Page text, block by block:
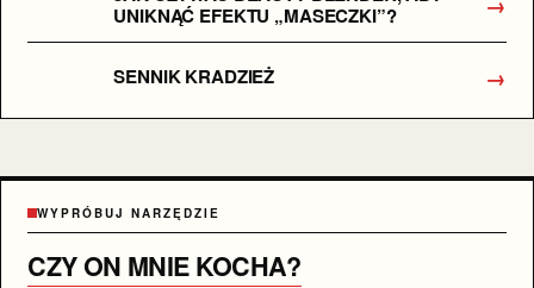
UNIKNĄĆ EFEKTU „MASECZKI”?
SENNIK KRADZIEŻ →
WYPRÓBUJ NARZĘDZIE
CZY ON MNIE KOCHA?